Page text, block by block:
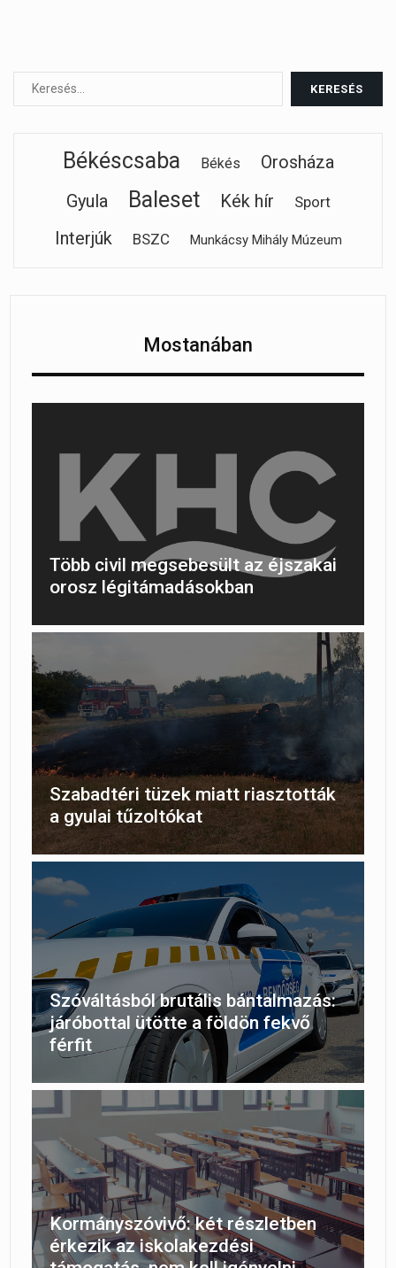
Békéscsaba Békés
Orosháza
Gyula
Baleset Kék hír Sport
Interjúk BSZC Munkácsy Mihály Múzeum
Mostanában
Több civil megsebesült az éjszakai
orosz légitámadásokban
Szabadtéri tüzek miatt riasztották
a gyulai tűzoltókat
Szóváltásból brutális bántalmazás:
járóbottal ütötte a földön fekvő
férfit
Kormányszóvivő: két részletben
érkezik az iskolakezdési